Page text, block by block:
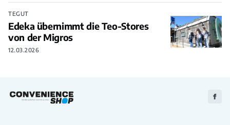
TEGUT
Edeka übernimmt die Teo-Stores
von der Migros
12.03.2026
Zu